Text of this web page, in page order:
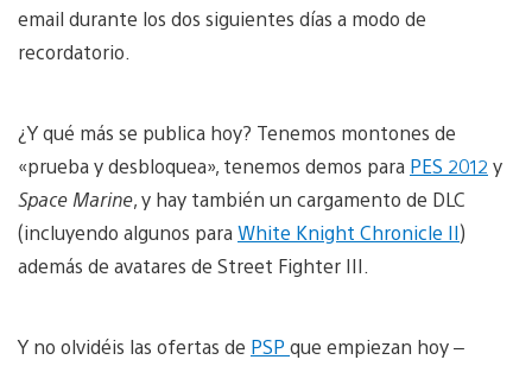
email durante los dos siguientes días a modo de
recordatorio.
¿Y qué más se publica hoy? Tenemos montones de
«prueba y desbloquea», tenemos demos para PES 2012 y
Space Marine, y hay también un cargamento de DLC
(incluyendo algunos paraWhite Knight Chronicle II)
además de avatares de Street Fighter III.
Y no olvidéis las ofertas de PSP que empiezan hoy –